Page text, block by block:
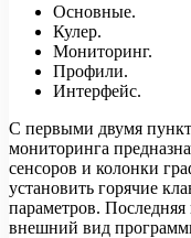
Основные.
Кулер.
Мониторинг.
Профили.
Интерфейс.
С первыми двумя
мониторинга
сенсоров и колонки
установить горячие
параметров.
внешний вид